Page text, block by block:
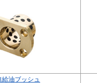
給油ブッシュ